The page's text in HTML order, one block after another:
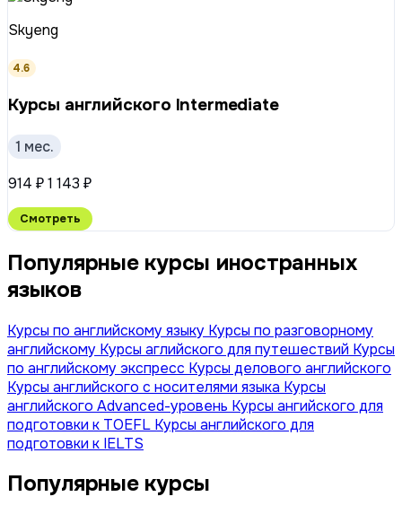
Skyeng
4.6
Курсы английского Intermediate
1 мес.
914 ₽1 143 ₽
Смотреть
Популярные курсы иностранных
языков
Курсы по английскому языку Курсы по разговорному
английскому Курсы аглийского для путешествий Курсы
по английскому экспресс Курсы делового английского
Курсы английского с носителями языка Курсы
английского Advanced-уровень Курсы ангийского для
подготовки к TOEFL Курсы английского для
подготовки к IELTS
Популярные курсы